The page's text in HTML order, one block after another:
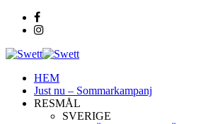
HEM
Just nu – Sommarkampanj
RESMÅL
SVERIGE